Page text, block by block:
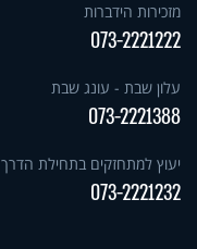
מזכירות הידברות
073-2221222
עלון שבת - עונג שבת
073-2221388
יעוץ למתחזקים בתחילת הדרך
073-2221232